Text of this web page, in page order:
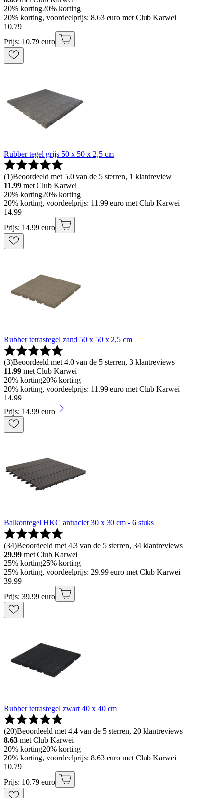
20% korting20% korting
20% korting, voordeelprijs: 8.63 euro met Club Karwei
10.79
Prijs: 10.79 euro
Rubber tegel grijs 50 x 50 x 2,5 cm
(1)Beoordeeld met 5.0 van de 5 sterren, 1 klantreview
11.99 met Club Karwei
20% korting20% korting
20% korting, voordeelprijs: 11.99 euro met Club Karwei
14.99
Prijs: 14.99 euro
Rubber terrastegel zand 50 x 50 x 2,5 cm
(3)Beoordeeld met 4.0 van de 5 sterren, 3 klantreviews
11.99 met Club Karwei
20% korting20% korting
20% korting, voordeelprijs: 11.99 euro met Club Karwei
14.99
Prijs: 14.99 euro
Balkontegel HKC antraciet 30 x 30 cm - 6 stuks
(34)Beoordeeld met 4.3 van de 5 sterren, 34 klantreviews
29.99 met Club Karwei
25% korting25% korting
25% korting, voordeelprijs: 29.99 euro met Club Karwei
39.99
Prijs: 39.99 euro
Rubber terrastegel zwart 40 x 40 cm
(20)Beoordeeld met 4.4 van de 5 sterren, 20 klantreviews
8.63 met Club Karwei
20% korting20% korting
20% korting, voordeelprijs: 8.63 euro met Club Karwei
10.79
Prijs: 10.79 euro